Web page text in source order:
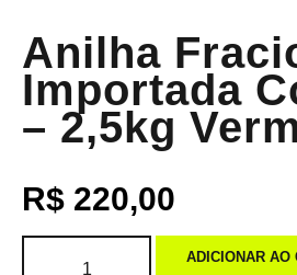
Anilha
Importada
– 2,5kg
R$ 220,00
ADICIONAR AO